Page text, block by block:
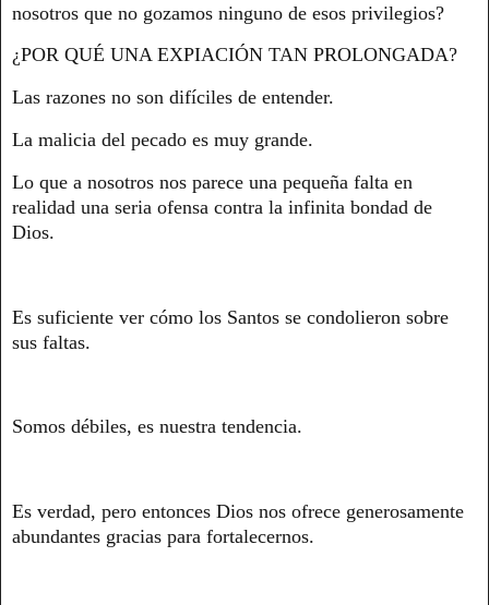
nosotros que no gozamos ninguno de esos privilegios?
¿POR QUÉ UNA EXPIACIÓN TAN PROLONGADA?
Las razones no son difíciles de entender.
La malicia del pecado es muy grande.
Lo que a nosotros nos parece una pequeña falta en
realidad una seria ofensa contra la infinita bondad de
Dios.
Es suficiente ver cómo los Santos se condolieron sobre
sus faltas.
Somos débiles, es nuestra tendencia.
Es verdad, pero entonces Dios nos ofrece generosamente
abundantes gracias para fortalecernos.